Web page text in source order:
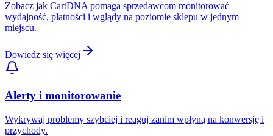
Zobacz jak CartDNA pomaga sprzedawcom monitorować
wydajność, płatności i wglądy na poziomie sklepu w jednym
miejscu.
Dowiedz się więcej
Alerty i monitorowanie
Wykrywaj problemy szybciej i reaguj zanim wpłyną na konwersję i
przychody.